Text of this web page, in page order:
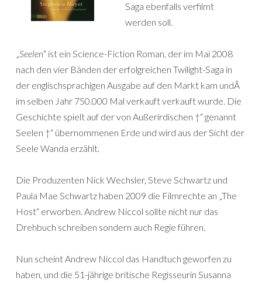
Saga ebenfalls verfilmt
werden soll.
„Seelen“ ist ein Science-Fiction Roman, der im Mai 2008
nach den vier Bänden der erfolgreichen Twilight-Saga in
der englischsprachigen Ausgabe auf den Markt kam undÂ
im selben Jahr 750.000 Mal verkauft verkauft wurde. Die
Geschichte spielt auf der von Außerirdischen †“ genannt
Seelen †“ übernommenen Erde und wird aus der Sicht der
Seele Wanda erzählt.
Die Produzenten Nick Wechsler, Steve Schwartz und
Paula Mae Schwartz haben 2009 die Filmrechte an „The
Host“ erworben. Andrew Niccol sollte nicht nur das
Drehbuch schreiben sondern auch Regie führen.
Nun scheint Andrew Niccol das Handtuch geworfen zu
haben, und die 51-jährige britische Regisseurin Susanna